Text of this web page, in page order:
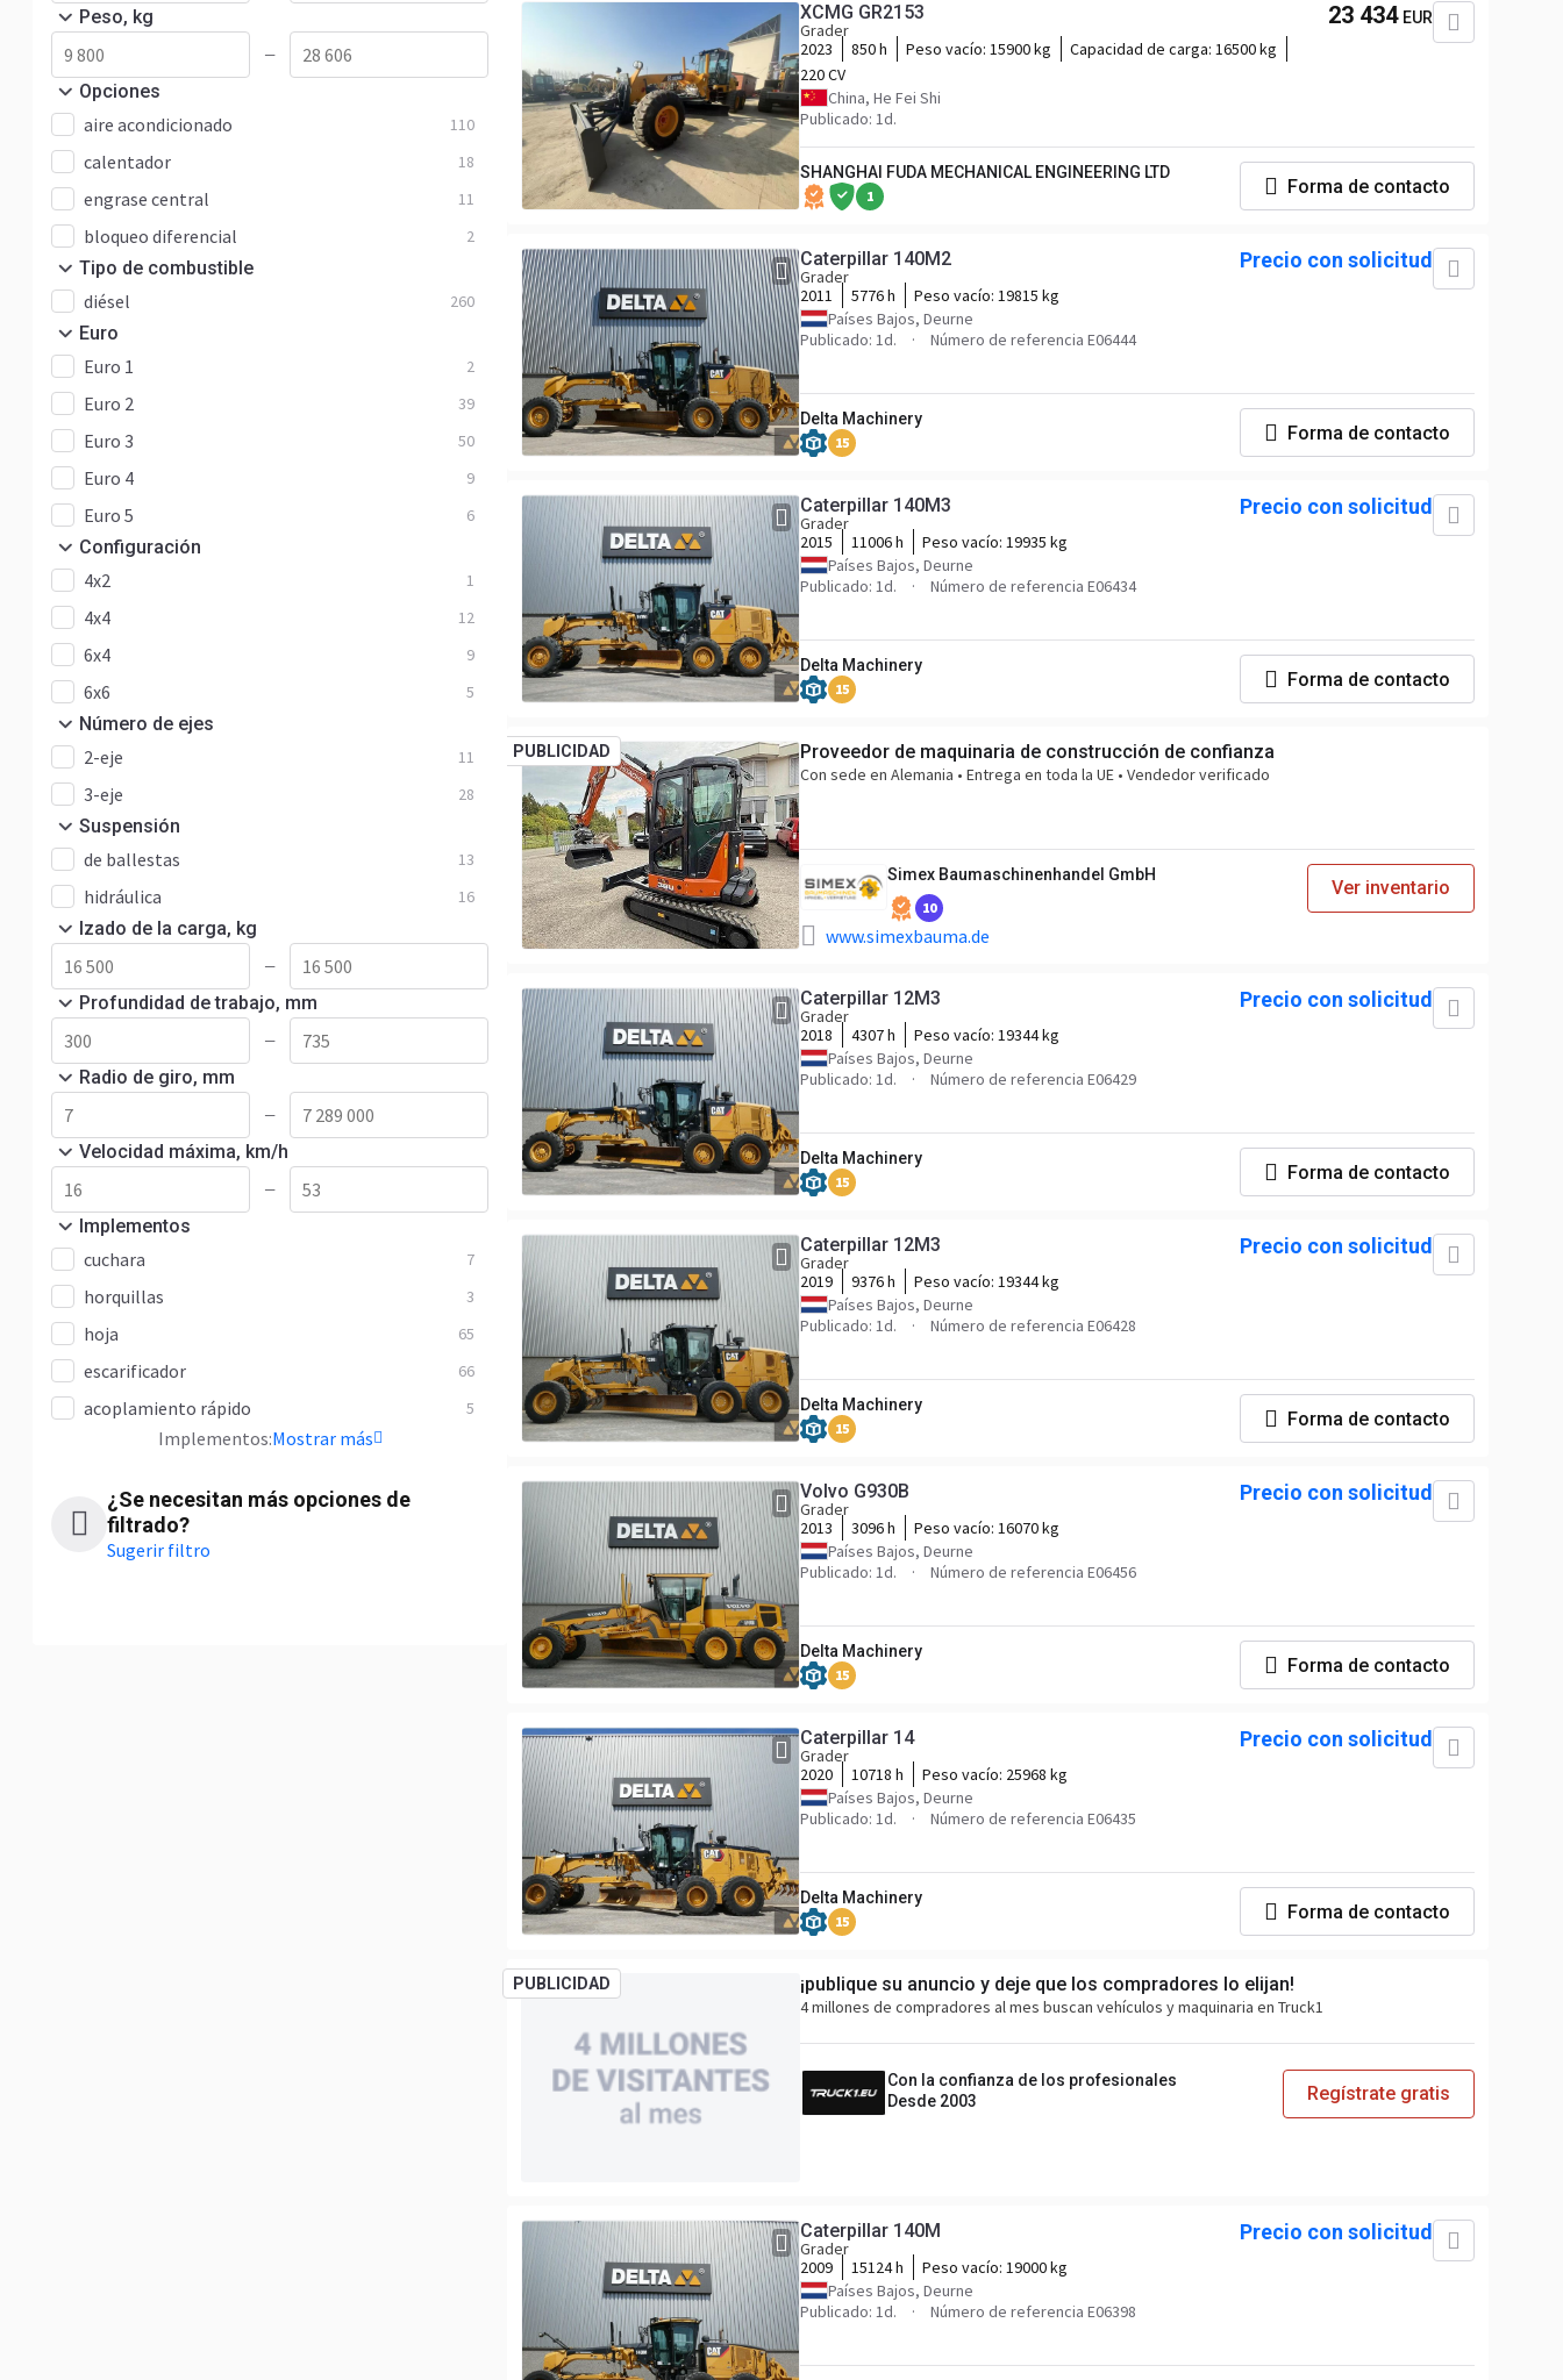
Peso, kg
—
Opciones
aire acondicionado 110
calentador 18
engrase central 11
bloqueo diferencial 2
Tipo de combustible
diésel 260
Euro
Euro 1 2
Euro 2 39
Euro 3 50
Euro 4 9
Euro 5 6
Configuración
4x2 1
4x4 12
6x4 9
6x6 5
Número de ejes
2-eje 11
3-eje 28
Suspensión
de ballestas 13
hidráulica 16
Izado de la carga, kg
—
Profundidad de trabajo, mm
—
Radio de giro, mm
—
Velocidad máxima, km/h
—
Implementos
cuchara 7
horquillas 3
hoja 65
escarificador 66
acoplamiento rápido 5
Implementos:Mostrar más
¿Se necesitan más opciones de
filtrado?
Sugerir filtro
XCMG GR2153
Grader
2023
850 h Peso vacío: 15900 kg Capacidad de carga: 16500 kg
220 CV
China, He Fei Shi
Publicado: 1d.
23 434 EUR
SHANGHAI FUDA MECHANICAL ENGINEERING LTD
1 Forma de contacto
Caterpillar 140M2
Grader
2011
5776 h Peso vacío: 19815 kg
Países Bajos, Deurne
Publicado: 1d.
Número de referencia E06444
Precio con solicitud
Delta Machinery
15 Forma de contacto
Caterpillar 140M3
Grader
2015
11006 h Peso vacío: 19935 kg
Países Bajos, Deurne
Publicado: 1d.
Número de referencia E06434
Precio con solicitud
Delta Machinery
15 Forma de contacto
PUBLICIDAD Proveedor de maquinaria de construcción de confianza
Con sede en Alemania • Entrega en toda la UE • Vendedor verificado
Simex Baumaschinenhandel GmbH
10
www.simexbauma.de
Ver inventario
Caterpillar 12M3
Grader
2018
4307 h Peso vacío: 19344 kg
Países Bajos, Deurne
Publicado: 1d.
Número de referencia E06429
Precio con solicitud
Delta Machinery
15 Forma de contacto
Caterpillar 12M3
Grader
2019
9376 h Peso vacío: 19344 kg
Países Bajos, Deurne
Publicado: 1d.
Número de referencia E06428
Precio con solicitud
Delta Machinery
15 Forma de contacto
Volvo G930B
Grader
2013
3096 h Peso vacío: 16070 kg
Países Bajos, Deurne
Publicado: 1d.
Número de referencia E06456
Precio con solicitud
Delta Machinery
15 Forma de contacto
Caterpillar 14
Grader
2020
10718 h Peso vacío: 25968 kg
Países Bajos, Deurne
Publicado: 1d.
Número de referencia E06435
Precio con solicitud
Delta Machinery
15 Forma de contacto
PUBLICIDAD ¡publique su anuncio y deje que los compradores lo elijan!
4 millones de compradores al mes buscan vehículos y maquinaria en Truck1
Con la confianza de los profesionales
Desde 2003
Regístrate gratis
Caterpillar 140M
Grader
2009
15124 h Peso vacío: 19000 kg
Países Bajos, Deurne
Publicado: 1d.
Número de referencia E06398
Precio con solicitud